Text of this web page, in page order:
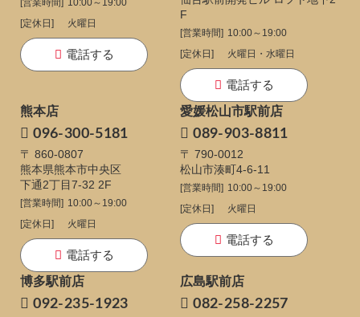
[営業時間] 10:00～19:00
[定休日]
火曜日
電話する
F
[営業時間] 10:00～19:00
[定休日]
火曜日・水曜日
電話する
熊本店
096-300-5181
〒 860-0807
熊本県熊本市中央区
下通2丁目7-32 2F
[営業時間] 10:00～19:00
[定休日]
火曜日
電話する
愛媛松山市駅前店
089-903-8811
〒 790-0012
松山市湊町4-6-11
[営業時間] 10:00～19:00
[定休日]
火曜日
電話する
博多駅前店
092-235-1923
広島駅前店
082-258-2257